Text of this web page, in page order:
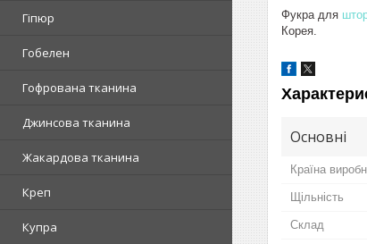
Гіпюр
Гобелен
Гофрована тканина
Джинсова тканина
Жакардова тканина
Креп
Купра
Фукра для
Корея.
Основні
Країна
Щільність
Склад